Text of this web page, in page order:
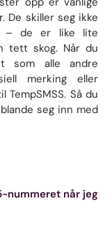
De skiller seg ikke
– de er like lite
tett skog. Når du
som alle andre
merking eller
Så du
seg inn med
nummeret når jeg